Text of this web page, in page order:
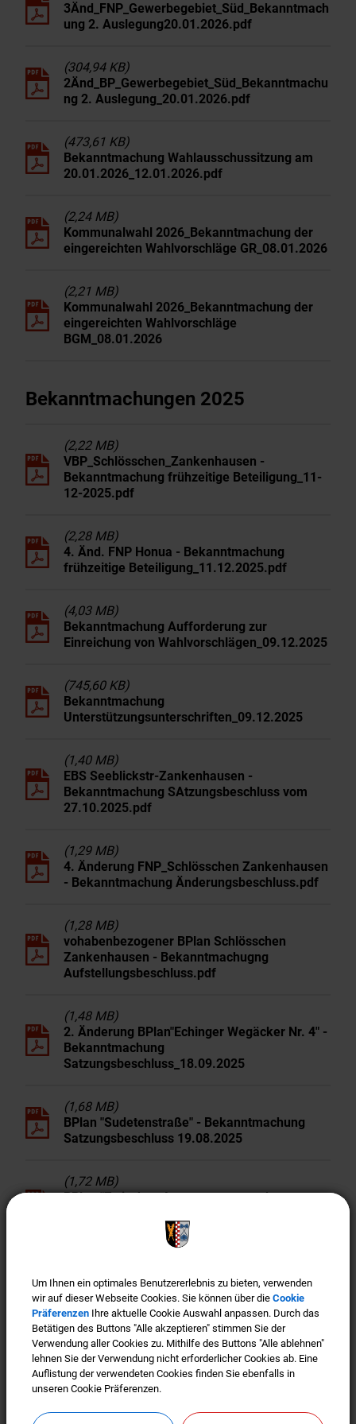
3Änd_FNP_Gewerbegebiet_Süd_Bekanntmach
ung 2. Auslegung20.01.2026.pdf
(304,94 KB)
2Änd_BP_Gewerbegebiet_Süd_Bekanntmachu
ng 2. Auslegung_20.01.2026.pdf
(473,61 KB)
Bekanntmachung Wahlausschussitzung am
20.01.2026_12.01.2026.pdf
(2,24 MB)
Kommunalwahl 2026_Bekanntmachung der
eingereichten Wahlvorschläge GR_08.01.2026
(2,21 MB)
Kommunalwahl 2026_Bekanntmachung der
eingereichten Wahlvorschläge
BGM_08.01.2026
Bekanntmachungen 2025
(2,22 MB)
VBP_Schlösschen_Zankenhausen -
Bekanntmachung frühzeitige Beteiligung_11-
12-2025.pdf
(2,28 MB)
4. Änd. FNP Honua - Bekanntmachung
frühzeitige Beteiligung_11.12.2025.pdf
(4,03 MB)
Bekanntmachung Aufforderung zur
Einreichung von Wahlvorschlägen_09.12.2025
(745,60 KB)
Bekanntmachung
Unterstützungsunterschriften_09.12.2025
(1,40 MB)
EBS Seeblickstr-Zankenhausen -
Bekanntmachung SAtzungsbeschluss vom
27.10.2025.pdf
(1,29 MB)
4. Änderung FNP_Schlösschen Zankenhausen
- Bekanntmachung Änderungsbeschluss.pdf
(1,28 MB)
vohabenbezogener BPlan Schlösschen
Zankenhausen - Bekanntmachugng
Aufstellungsbeschluss.pdf
(1,48 MB)
2. Änderung BPlan"Echinger Wegäcker Nr. 4" -
Bekanntmachung
Satzungsbeschluss_18.09.2025
(1,68 MB)
BPlan "Sudetenstraße" - Bekanntmachung
Satzungsbeschluss 19.08.2025
(1,72 MB)
BPlan "Zwischen Ammerseestr. und
Satzungsbeschluss 19.08.2025
BPlan "Zwischen Donauschwabenstr. und
Richard-Wagner-Str." - Bekanntmachung
Satzungsbeschluss 19.08.2025
(1,09 MB)
Bekanntmachung Aufstellungsbeschluss
Batteriespeicher Türkenfeld
Umspannwerk_unterschriebe.pdf
Um Ihnen ein optimales Benutzererlebnis zu bieten, verwenden
wir auf dieser Webseite Cookies. Sie können über die Cookie
Präferenzen Ihre aktuelle Cookie Auswahl anpassen. Durch das
Betätigen des Buttons "Alle akzeptieren" stimmen Sie der
Verwendung aller Cookies zu. Mithilfe des Buttons "Alle ablehnen"
lehnen Sie der Verwendung nicht erforderlicher Cookies ab. Eine
Auflistung der verwendeten Cookies finden Sie ebenfalls in
unseren Cookie Präferenzen.
Um Ihnen ein optimales Benutzererlebnis zu bieten, verwenden
wir auf dieser Webseite Cookies. Sie können über die Cookie
Präferenzen Ihre aktuelle Cookie Auswahl anpassen. Durch das
Betätigen des Buttons "Alle akzeptieren" stimmen Sie der
Verwendung aller Cookies zu. Mithilfe des Buttons "Alle ablehnen"
lehnen Sie der Verwendung nicht erforderlicher Cookies ab. Eine
Auflistung der verwendeten Cookies finden Sie ebenfalls in
unseren Cookie Präferenzen.